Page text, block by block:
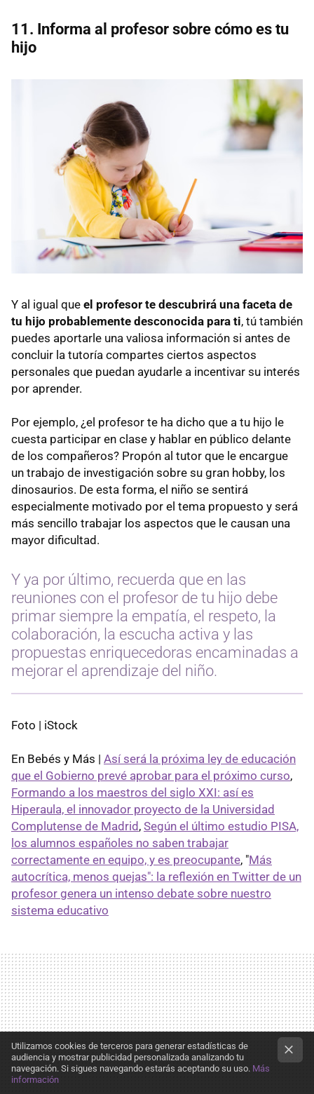
11. Informa al profesor sobre cómo es tu
hijo
Y al igual que el profesor te descubrirá una faceta de
tu hijo probablemente desconocida para ti, tú también
puedes aportarle una valiosa información si antes de
concluir la tutoría compartes ciertos aspectos
personales que puedan ayudarle a incentivar su interés
por aprender.
Por ejemplo, ¿el profesor te ha dicho que a tu hijo le
cuesta participar en clase y hablar en público delante
de los compañeros? Propón al tutor que le encargue
un trabajo de investigación sobre su gran hobby, los
dinosaurios. De esta forma, el niño se sentirá
especialmente motivado por el tema propuesto y será
más sencillo trabajar los aspectos que le causan una
mayor dificultad.
Y ya por último, recuerda que en las
reuniones con el profesor de tu hijo debe
primar siempre la empatía, el respeto, la
colaboración, la escucha activa y las
propuestas enriquecedoras encaminadas a
mejorar el aprendizaje del niño.
Foto | iStock
En Bebés y Más | Así será la próxima ley de educación
que el Gobierno prevé aprobar para el próximo curso,
Formando a los maestros del siglo XXI: así es
Hiperaula, el innovador proyecto de la Universidad
Complutense de Madrid , Según el último estudio PISA,
los alumnos españoles no saben trabajar
correctamente en equipo, y es preocupante, "Más
autocrítica, menos quejas": la reflexión en Twitter de un
profesor genera un intenso debate sobre nuestro
sistema educativo
Utilizamos cookies de terceros para generar estadísticas de
audiencia y mostrar publicidad personalizada analizando tu
navegación. Si sigues navegando estarás aceptando su uso. Más
información